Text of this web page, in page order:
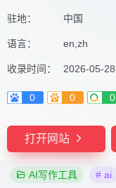
驻地： 中国
语言： en,zh
收录时间： 2026-05-28
0 0 0
打开网站
AI写作工具 # ai